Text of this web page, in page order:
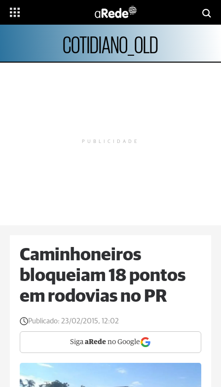
COTIDIANO_OLD
PUBLICIDADE
Caminhoneiros
bloqueiam 18 pontos
em rodovias no PR
Publicado: 23/02/2015, 12:02
Siga aRede no Google